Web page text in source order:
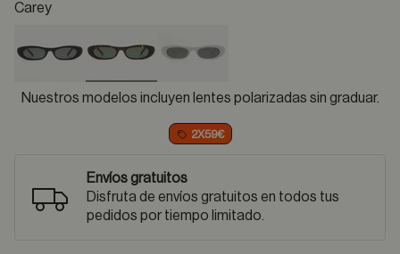
Carey
selected
Nuestros modelos incluyen lentes polarizadas sin graduar.
2X59€
Envíos gratuitos
Disfruta de envíos gratuitos en todos tus
pedidos por tiempo limitado.